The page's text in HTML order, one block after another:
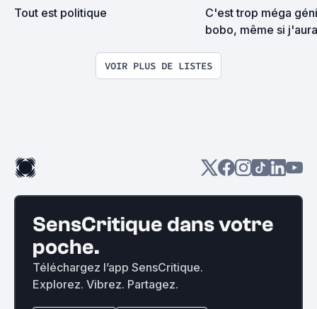
Tout est politique
C'est trop méga
bobo, même si
participative)
VOIR PLUS DE LISTES
SensCritique dans votre
poche.
Téléchargez l’app SensCritique.
Explorez. Vibrez. Partagez.